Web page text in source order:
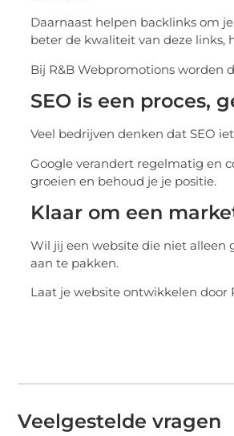
Daarnaast helpen backlinks om
beter de kwaliteit van deze links,
Bij R&B Webpromotions worden
SEO is een proces,
Veel bedrijven denken dat SEO
Google verandert regelmatig en
groeien en behoud je je positie.
Klaar om een
Wil jij een website die niet alleen
aan te pakken.
Laat je website ontwikkelen door
Veelgestelde vragen